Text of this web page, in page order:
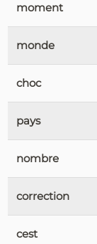
moment
monde
choc
pays
nombre
correction
cest